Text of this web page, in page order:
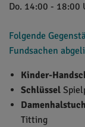
Do. 14:00 - 18:00
Folgende
Fundsachen
Kinder-
Schlüssel
Damenhalstuch
Titting